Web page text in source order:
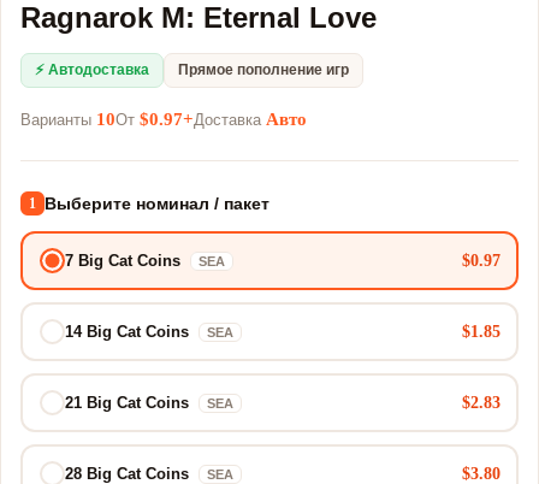
Ragnarok M: Eternal Love
⚡ Автодоставка Прямое пополнение игр
Варианты 10От $0.97+Доставка Авто
1 Выберите номинал / пакет
7 Big Cat Coins SEA $0.97
14 Big Cat Coins SEA $1.85
21 Big Cat Coins SEA $2.83
28 Big Cat Coins SEA $3.80